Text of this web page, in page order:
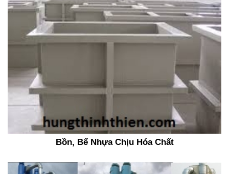
Bồn, Bể Nhựa Chịu Hóa Chất